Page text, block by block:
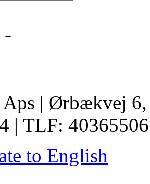
-
| Ørbækvej
| TLF:
to English